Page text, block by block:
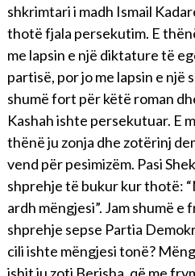
shkrimtari i madh Ismail
thotë fjala persekutim. E
me lapsin e një diktature të
partisë, por jo me lapsin e një
shumë fort për këtë roman
Kashah ishte persekutuar. E
thënë ju zonja dhe zotërinj
vend për pesimizëm. Pasi
shprehje të bukur kur thotë:
ardh mëngjesi”. Jam shumë e
shprehje sepse Partia
cili ishte mëngjesi tonë?